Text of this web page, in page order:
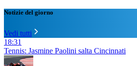
Notizie del giorno
Vedi tutti
18:31
Tennis: Jasmine Paolini salta Cincinnati